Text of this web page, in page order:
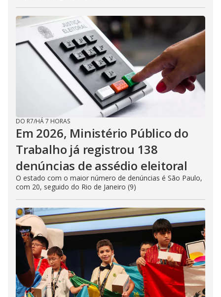
DO R7/HÁ 7 HORAS
Em 2026, Ministério Público do
Trabalho já registrou 138
denúncias de assédio eleitoral
O estado com o maior número de denúncias é São Paulo,
com 20, seguido do Rio de Janeiro (9)